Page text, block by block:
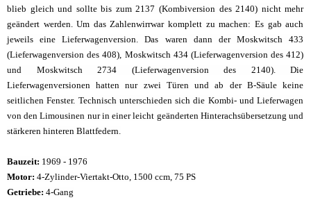
blieb gleich und sollte bis zum 2137 (Kombiversion des 2140) nicht mehr
geändert werden. Um das Zahlenwirrwar komplett zu machen: Es gab auch
jeweils eine Lieferwagenversion. Das waren dann der Moskwitsch 433
(Lieferwagenversion des 408), Moskwitsch 434 (Lieferwagenversion des 412)
und Moskwitsch 2734 (Lieferwagenversion des 2140). Die
Lieferwagenversionen hatten nur zwei Türen und ab der B-Säule keine
seitlichen Fenster. Technisch unterschieden sich die Kombi- und Lieferwagen
von den Limousinen nur in einer leicht geänderten Hinterachsübersetzung und
stärkeren hinteren Blattfedern.
Bauzeit: 1969 - 1976
Motor: 4-Zylinder-Viertakt-Otto, 1500 ccm, 75 PS
Getriebe: 4-Gang